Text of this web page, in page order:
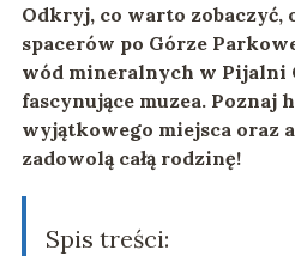
Odkryj, co warto zobaczyć,
spacerów po Górze
wód mineralnych w Pijalni
fascynujące muzea. Poznaj
wyjątkowego miejsca oraz
zadowolą całą rodzinę!
Spis treści: